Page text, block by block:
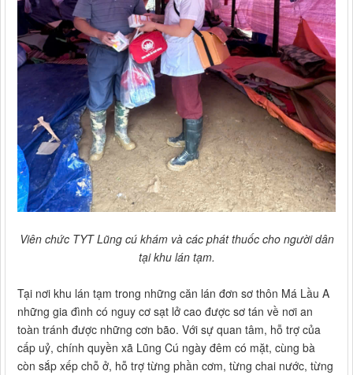
Viên chức TYT Lũng cú khám và các phát thuốc cho người dân
tại khu lán tạm.
Tại nơi khu lán tạm trong những căn lán đơn sơ thôn Má Lầu A
những gia đình có nguy cơ sạt lở cao được sơ tán về nơi an
toàn tránh được những cơn bão. Với sự quan tâm, hỗ trợ của
cấp uỷ, chính quyền xã Lũng Cú ngày đêm có mặt, cùng bà
còn sắp xếp chỗ ở, hỗ trợ từng phần cơm, từng chai nước, từng